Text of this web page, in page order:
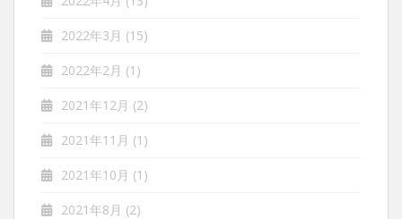
2022年3月 (15)
2022年2月 (1)
2021年12月 (2)
2021年11月 (1)
2021年10月 (1)
2021年8月 (2)